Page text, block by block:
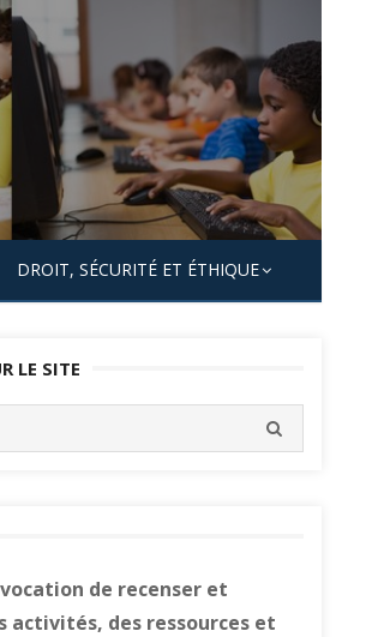
DROIT, SÉCURITÉ ET ÉTHIQUE
LE SITE
de recenser et
activités, des ressources et